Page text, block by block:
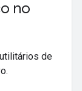
no
de